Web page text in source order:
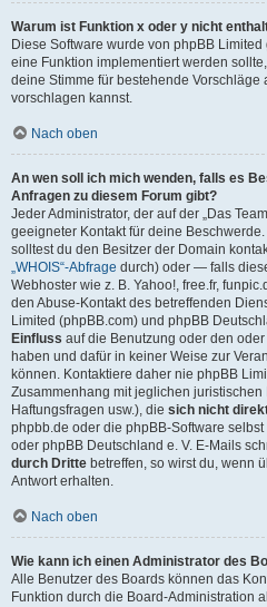
Warum ist Funktion x oder y nicht
Diese Software wurde von phpBB
eine Funktion implementiert werden
deine Stimme für bestehende
vorschlagen kannst.
Nach oben
An wen soll ich mich wenden, falls es
Anfragen zu diesem Forum gibt?
Jeder Administrator, der auf der „Das
geeigneter Kontakt für deine
solltest du den Besitzer der Domain
„WHOIS“-Abfrage durch) oder — falls
Webhoster wie z. B. Yahoo!, free.fr,
den Abuse-Kontakt des betreffenden
Limited (phpBB.com) und phpBB
Einfluss auf die Benutzung oder den
haben und dafür in keiner Weise zur
können. Kontaktiere daher nie phpBB
Zusammenhang mit jeglichen
Haftungsfragen usw.), die sich nicht
phpbb.de oder die phpBB-Software
oder phpBB Deutschland e. V. E-Mails
durch Dritte betreffen, so wirst du, wenn
Antwort erhalten.
Nach oben
Wie kann ich einen Administrator des
Alle Benutzer des Boards können das
Funktion durch die Board-Administration